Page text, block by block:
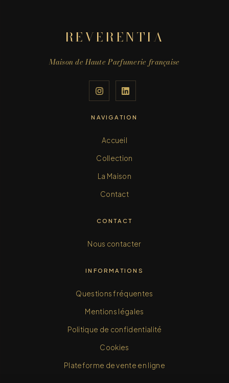
REVERENTIA
Maison de Haute Parfumerie française
NAVIGATION
Accueil
Collection
La Maison
Contact
CONTACT
Nous contacter
INFORMATIONS
Questions fréquentes
Mentions légales
Politique de confidentialité
Cookies
Plateforme de vente en ligne